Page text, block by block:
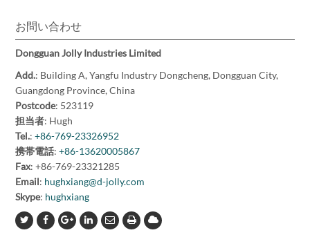
お問い合わせ
Dongguan Jolly Industries Limited
Add.: Building A, Yangfu Industry Dongcheng, Dongguan City,
Guangdong Province, China
Postcode: 523119
担当者: Hugh
Tel.:+86-769-23326952
携帯電話:+86-13620005867
Fax: +86-769-23321285
Email: hughxiang@d-jolly.com
Skype: hughxiang